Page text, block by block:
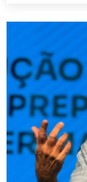
participando
como é que
bonitinho,